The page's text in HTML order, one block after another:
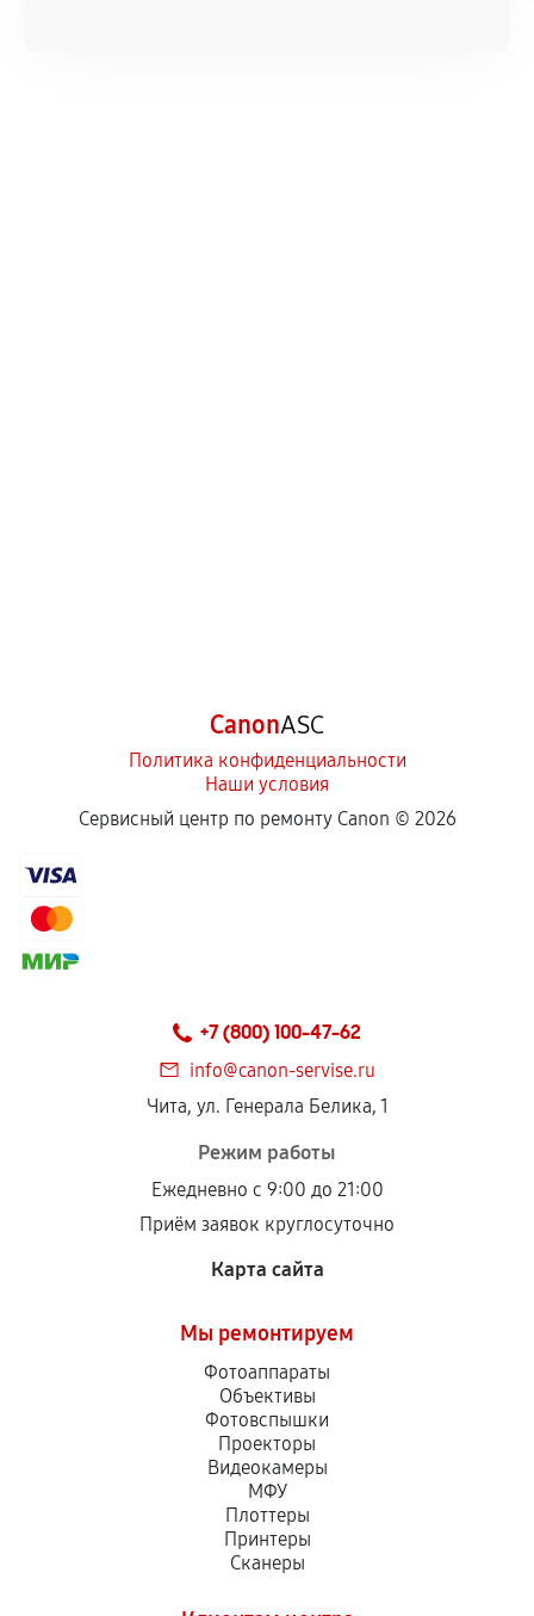
CanonASC
Политика конфиденциальности
Наши условия
Сервисный центр по ремонту Canon © 2026
+7 (800) 100-47-62
info@canon-servise.ru
Чита, ул. Генерала Белика, 1
Режим работы
Ежедневно с 9:00 до 21:00
Приём заявок круглосуточно
Карта сайта
Мы ремонтируем
Фотоаппараты
Объективы
Фотовспышки
Проекторы
Видеокамеры
МФУ
Плоттеры
Принтеры
Сканеры